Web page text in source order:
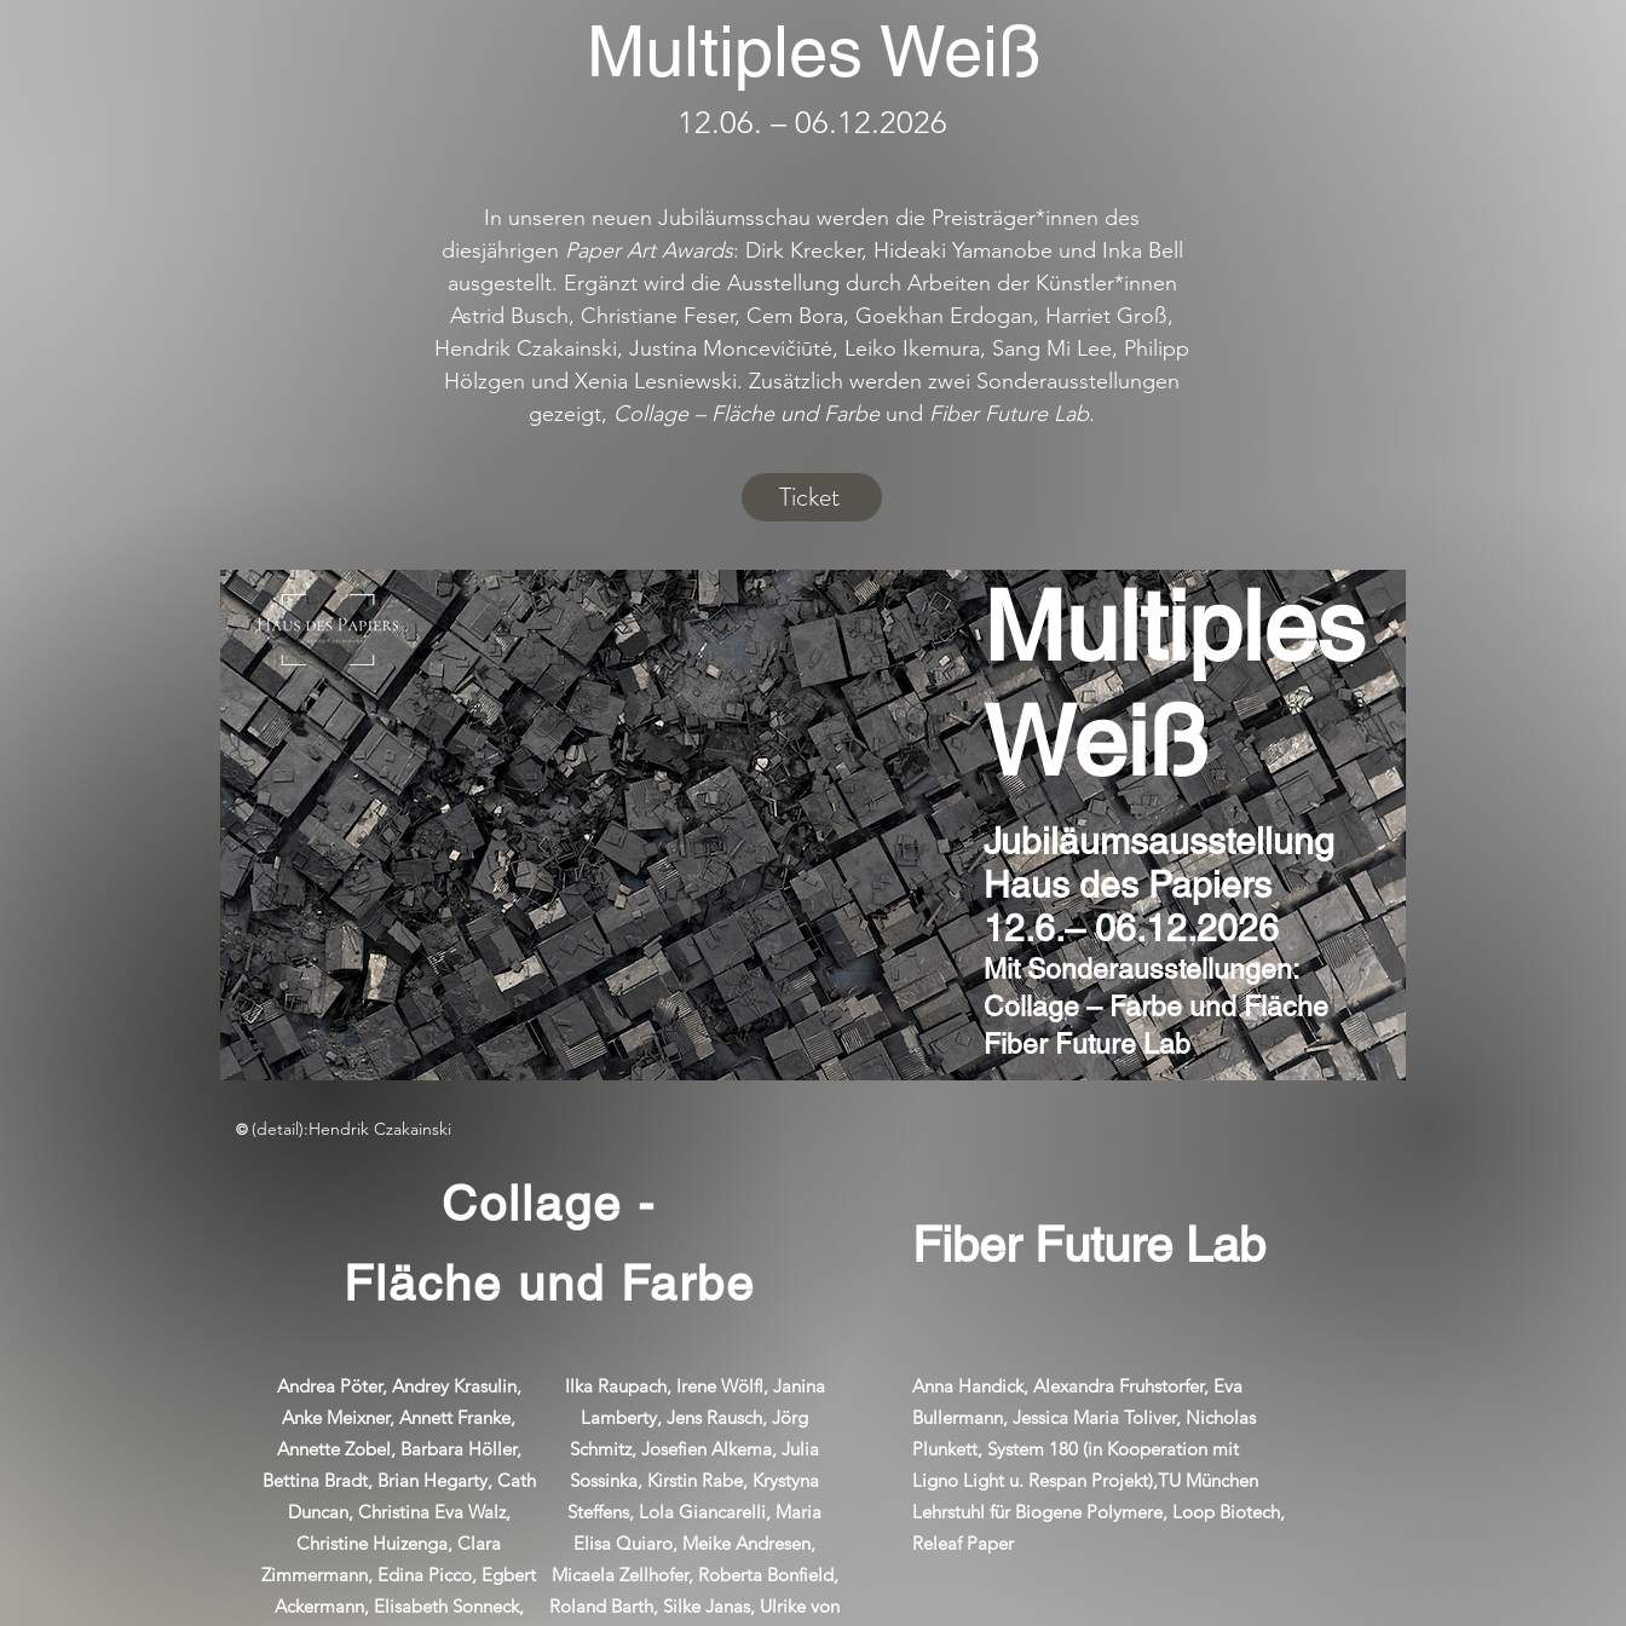
Multiples Weiß
12.06. – 06.12.2026
In unseren neuen Jubiläumsschau werden die Preisträger*innen des
diesjährigen Paper Art Awards: Dirk Krecker, Hideaki Yamanobe und Inka Bell
ausgestellt. Ergänzt wird die Ausstellung durch Arbeiten der Künstler*innen
Astrid Busch, Christiane Feser, Cem Bora, Goekhan Erdogan, Harriet Groß,
Hendrik Czakainski, Justina Moncevičiūtė, Leiko Ikemura, Sang Mi Lee, Philipp
Hölzgen und Xenia Lesniewski. Zusätzlich werden zwei Sonderausstellungen
gezeigt, Collage – Fläche und Farbeund Fiber Future Lab.
Ticket
Multiples
Weiß
Jubiläumsausstellung
Haus des Papiers
12.6.– 06.12.2026
Mit Sonderausstellungen:
Collage – Farbe und Fläche
Fiber Future Lab
© (detail):Hendrik Czakainski
Collage -
Fläche und Farbe
Fiber Future Lab
Andrea Pöter, Andrey Krasulin,
Anke Meixner, Annett Franke,
Annette Zobel, Barbara Höller,
Bettina Bradt, Brian Hegarty, Cath
Duncan, Christina Eva Walz,
Christine Huizenga, Clara
Zimmermann, Edina Picco, Egbert
Ackermann, Elisabeth Sonneck,
Ilka Raupach, Irene Wölfl, Janina
Lamberty, Jens Rausch, Jörg
Schmitz, Josefien Alkema, Julia
Sossinka, Kirstin Rabe, Krystyna
Steffens, Lola Giancarelli, Maria
Elisa Quiaro, Meike Andresen,
Micaela Zellhofer, Roberta Bonfield,
Roland Barth, Silke Janas, Ulrike von
Anna Handick, Alexandra Fruhstorfer, Eva
Bullermann, Jessica Maria Toliver, Nicholas
Plunkett, System 180 (in Kooperation mit
Ligno Light u. Respan Projekt),TU München
Lehrstuhl für Biogene Polymere, Loop Biotech,
Releaf Paper